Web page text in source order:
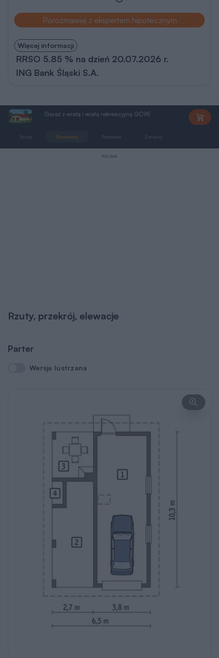
Porozmawiaj z ekspertem hipotecznym
Więcej informacji
RRSO 5.85 % na dzień 20.07.2026 r.
ING Bank Śląski S.A.
Garaż z wiatą i wiatą rekreacyjną GC95
Rzuty Parametry Podobne Zmiany
REKLAMA
Rzuty, przekrój, elewacje
Parter
Wersja lustrzana
Wersja lustrzana